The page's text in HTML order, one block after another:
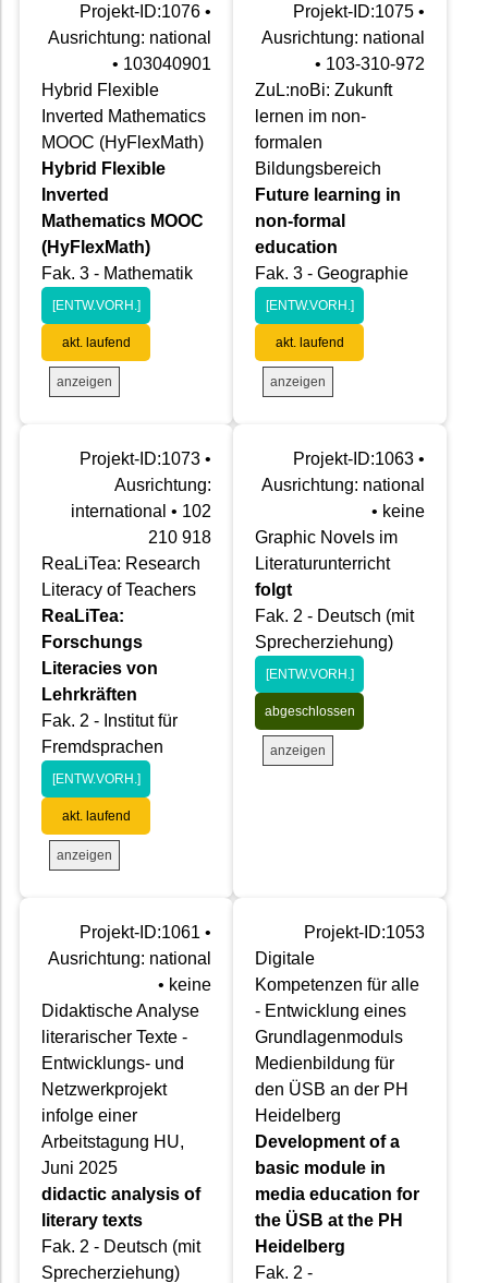
Projekt-ID:1076 •
Ausrichtung: national
• 103040901
Hybrid Flexible
Inverted Mathematics
MOOC (HyFlexMath)
Hybrid Flexible
Inverted
Mathematics MOOC
(HyFlexMath)
Fak. 3 - Mathematik
[ENTW.VORH.]
akt. laufend
anzeigen
Projekt-ID:1075 •
Ausrichtung: national
• 103-310-972
ZuL:noBi: Zukunft
lernen im non-
formalen
Bildungsbereich
Future learning in
non-formal
education
Fak. 3 - Geographie
[ENTW.VORH.]
akt. laufend
anzeigen
Projekt-ID:1073 •
Ausrichtung:
international • 102
210 918
ReaLiTea: Research
Literacy of Teachers
ReaLiTea:
Forschungs
Literacies von
Lehrkräften
Fak. 2 - Institut für
Fremdsprachen
[ENTW.VORH.]
akt. laufend
anzeigen
Projekt-ID:1063 •
Ausrichtung: national
• keine
Graphic Novels im
Literaturunterricht
folgt
Fak. 2 - Deutsch (mit
Sprecherziehung)
[ENTW.VORH.]
abgeschlossen
anzeigen
Projekt-ID:1061 •
Ausrichtung: national
• keine
Didaktische Analyse
literarischer Texte -
Entwicklungs- und
Netzwerkprojekt
infolge einer
Arbeitstagung HU,
Juni 2025
didactic analysis of
literary texts
Fak. 2 - Deutsch (mit
Sprecherziehung)
Projekt-ID:1053
Digitale
Kompetenzen für alle
- Entwicklung eines
Grundlagenmoduls
Medienbildung für
den ÜSB an der PH
Heidelberg
Development of a
basic module in
media education for
the ÜSB at the PH
Heidelberg
Fak. 2 -